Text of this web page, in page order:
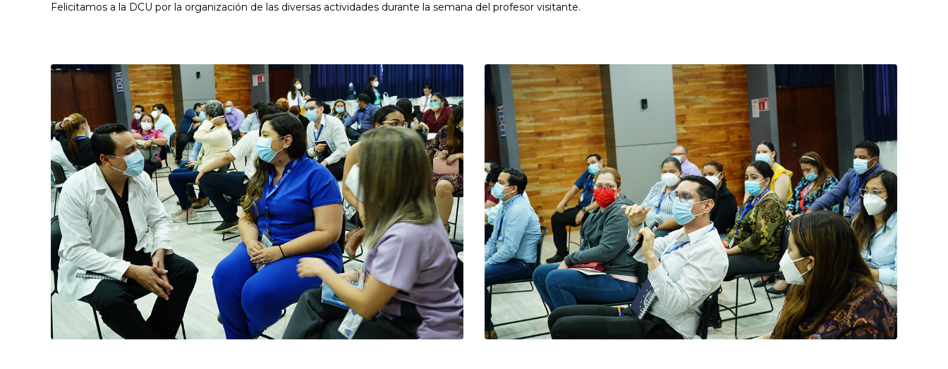
Felicitamos a la DCU por la organización de las diversas actividades durante la semana del profesor visitante.